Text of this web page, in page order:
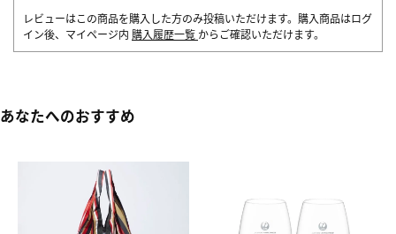
レビューはこの商品を購入した方のみ投稿いただけます。購入商品はログ
イン後、マイページ内 購入履歴一覧 からご確認いただけます。
あなたへのおすすめ